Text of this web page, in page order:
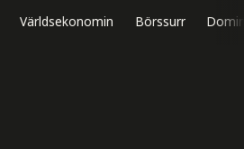
Världsekonomin Börssurr